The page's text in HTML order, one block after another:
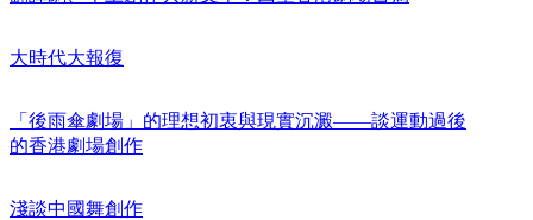
大時代大報復
「後雨傘劇場」的理想初衷與現實沉澱——談運動過後
的香港劇場創作
淺談中國舞創作